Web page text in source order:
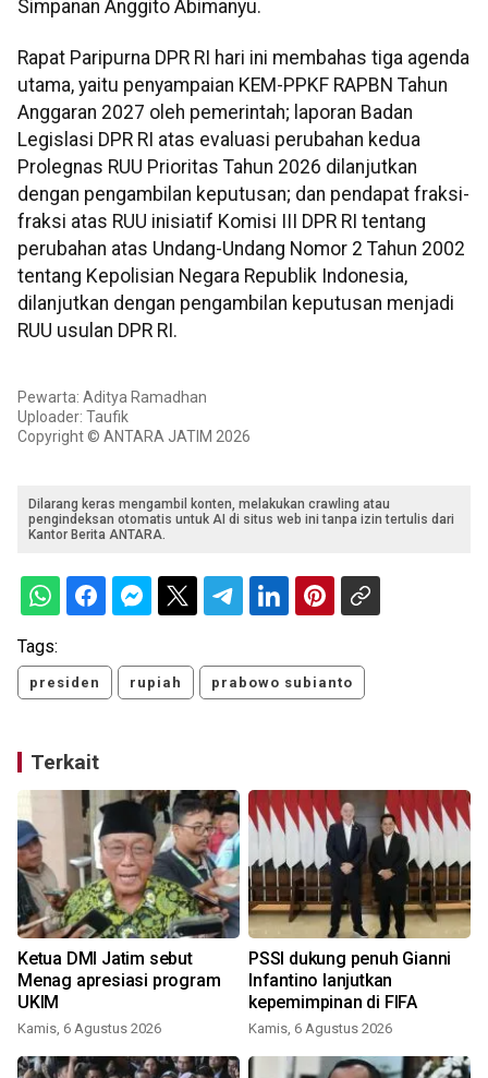
Simpanan Anggito Abimanyu.
Rapat Paripurna DPR RI hari ini membahas tiga agenda
utama, yaitu penyampaian KEM-PPKF RAPBN Tahun
Anggaran 2027 oleh pemerintah; laporan Badan
Legislasi DPR RI atas evaluasi perubahan kedua
Prolegnas RUU Prioritas Tahun 2026 dilanjutkan
dengan pengambilan keputusan; dan pendapat fraksi-
fraksi atas RUU inisiatif Komisi III DPR RI tentang
perubahan atas Undang-Undang Nomor 2 Tahun 2002
tentang Kepolisian Negara Republik Indonesia,
dilanjutkan dengan pengambilan keputusan menjadi
RUU usulan DPR RI.
Pewarta: Aditya Ramadhan
Uploader: Taufik
Copyright © ANTARA JATIM 2026
Dilarang keras mengambil konten, melakukan crawling atau
pengindeksan otomatis untuk AI di situs web ini tanpa izin tertulis dari
Kantor Berita ANTARA.
Tags:
presiden rupiah prabowo subianto
Terkait
Ketua DMI Jatim sebut
Menag apresiasi program
UKIM
Kamis, 6 Agustus 2026
PSSI dukung penuh Gianni
Infantino lanjutkan
kepemimpinan di FIFA
Kamis, 6 Agustus 2026